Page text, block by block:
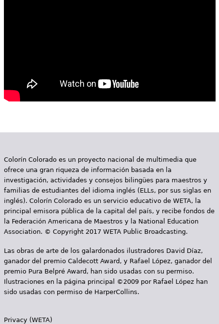
q
í
Colorín Colorado es un proyecto nacional de multimedia que
ofrece una gran riqueza de información basada en la
investigación, actividades y consejos bilingües para maestros y
familias de estudiantes del idioma inglés (ELLs, por sus siglas en
inglés). Colorín Colorado es un servicio educativo de WETA, la
principal emisora pública de la capital del país, y recibe fondos de
la Federación Americana de Maestros y la National Education
Association. © Copyright 2017 WETA Public Broadcasting.
Las obras de arte de los galardonados ilustradores David Díaz,
ganador del premio Caldecott Award, y Rafael López, ganador del
premio Pura Belpré Award, han sido usadas con su permiso.
Ilustraciones en la página principal ©2009 por Rafael López han
sido usadas con permiso de HarperCollins.
Privacy (WETA)